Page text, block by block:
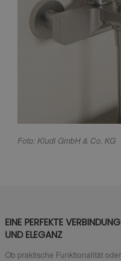
Foto: Kludi GmbH & Co. KG
EINE PERFEKTE
UND ELEGANZ
Ob praktische Funktionalität